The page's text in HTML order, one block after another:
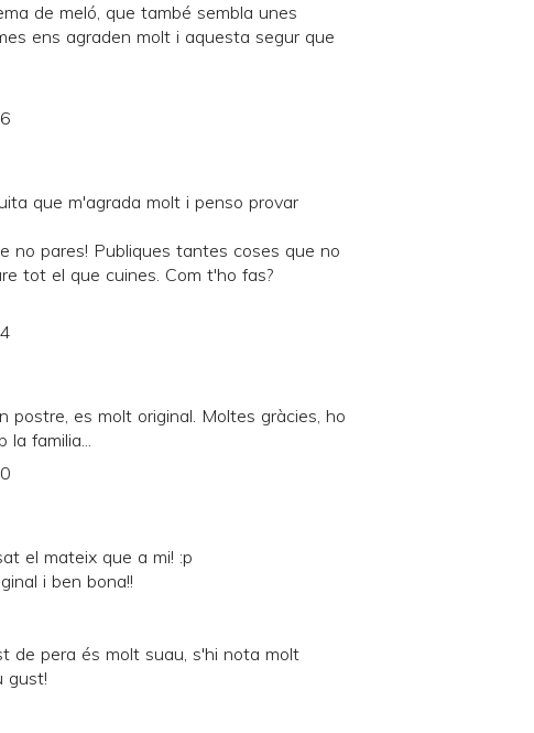
de meló, que també sembla unes
ens agraden molt i aquesta segur que
que m'agrada molt i penso provar
no pares! Publiques tantes coses que no
tot el que cuines. Com t'ho fas?
postre, es molt original. Moltes gràcies, ho
la familia...
el mateix que a mi! :p
i ben bona!!
de pera és molt suau, s'hi nota molt
gust!